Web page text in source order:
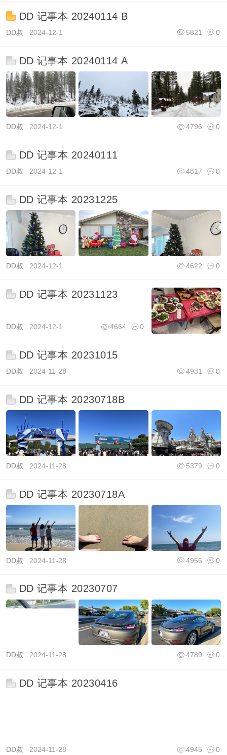
DD 记事本 20240114 B
DD叔 2024-12-1 0
5821
DD 记事本 20240114 A
DD叔 2024-12-1 0
4796
DD 记事本 20240111
DD叔 2024-12-1 0
4817
DD 记事本 20231225
DD叔 2024-12-1 0
4622
DD 记事本 20231123
DD叔 2024-12-1 0
4664
DD 记事本 20231015
DD叔 2024-11-28 0
4931
DD 记事本 20230718B
DD叔 2024-11-28 0
5379
DD 记事本 20230718A
DD叔 2024-11-28 0
4956
DD 记事本 20230707
DD叔 2024-11-28 0
4789
DD 记事本 20230416
DD叔 2024-11-28 0
4945